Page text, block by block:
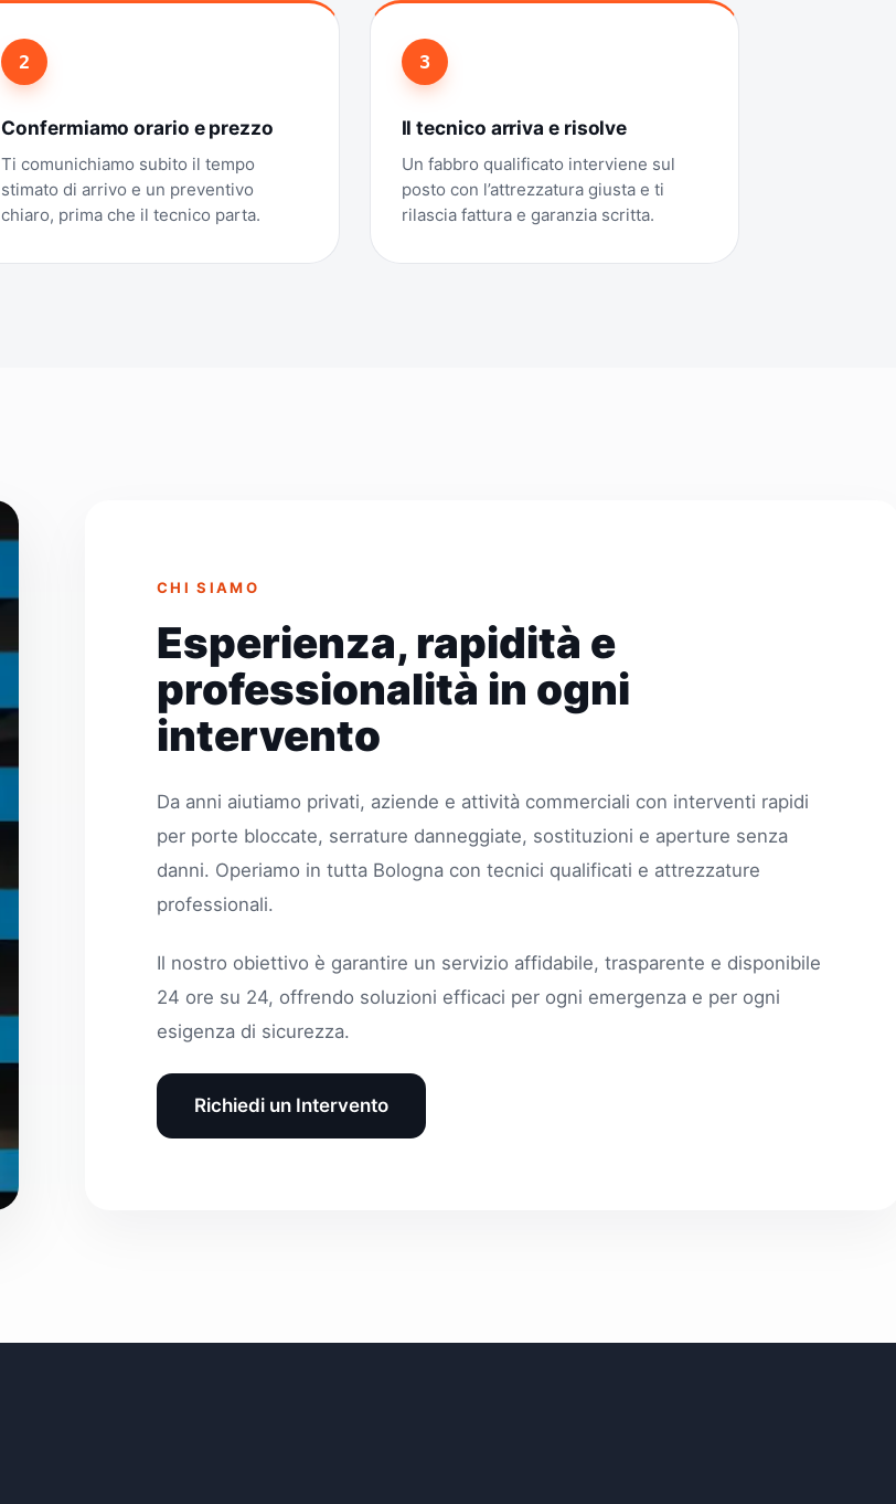
2
Confermiamo orario e prezzo
Ti comunichiamo subito il tempo
stimato di arrivo e un preventivo
chiaro, prima che il tecnico parta.
3
Il tecnico arriva e risolve
Un fabbro qualificato interviene sul
posto con l’attrezzatura giusta e ti
rilascia fattura e garanzia scritta.
CHI SIAMO
Esperienza, rapidità e
professionalità in ogni
intervento
Da anni aiutiamo privati, aziende e attività commerciali con interventi rapidi
per porte bloccate, serrature danneggiate, sostituzioni e aperture senza
danni. Operiamo in tutta Bologna con tecnici qualificati e attrezzature
professionali.
Il nostro obiettivo è garantire un servizio affidabile, trasparente e disponibile
24 ore su 24, offrendo soluzioni efficaci per ogni emergenza e per ogni
esigenza di sicurezza.
Richiedi un Intervento